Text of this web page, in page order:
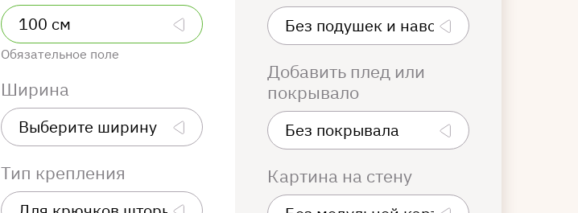
Обязательное поле
Ширина
Тип крепления
Добавить плед или
покрывало
Картина на стену